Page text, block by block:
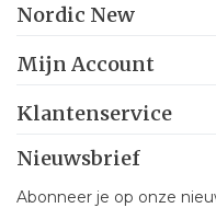
Nordic New
Mijn Account
Klantenservice
Nieuwsbrief
Abonneer je op onze